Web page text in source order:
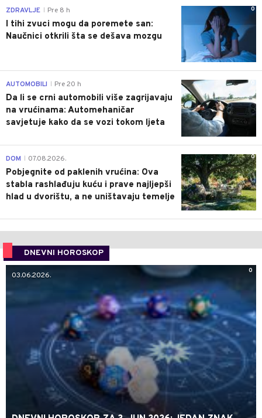
0
ZDRAVLJE Pre 8 h
I tihi zvuci mogu da poremete san:
Naučnici otkrili šta se dešava mozgu
0
AUTOMOBILI Pre 20 h
Da li se crni automobili više zagrijavaju
na vrućinama: Automehaničar
savjetuje kako da se vozi tokom ljeta
0
DOM 07.08.2026.
Pobjegnite od paklenih vrućina: Ova
stabla rashlađuju kuću i prave najljepši
hlad u dvorištu, a ne uništavaju temelje
DNEVNI HOROSKOP
0
03.06.2026.